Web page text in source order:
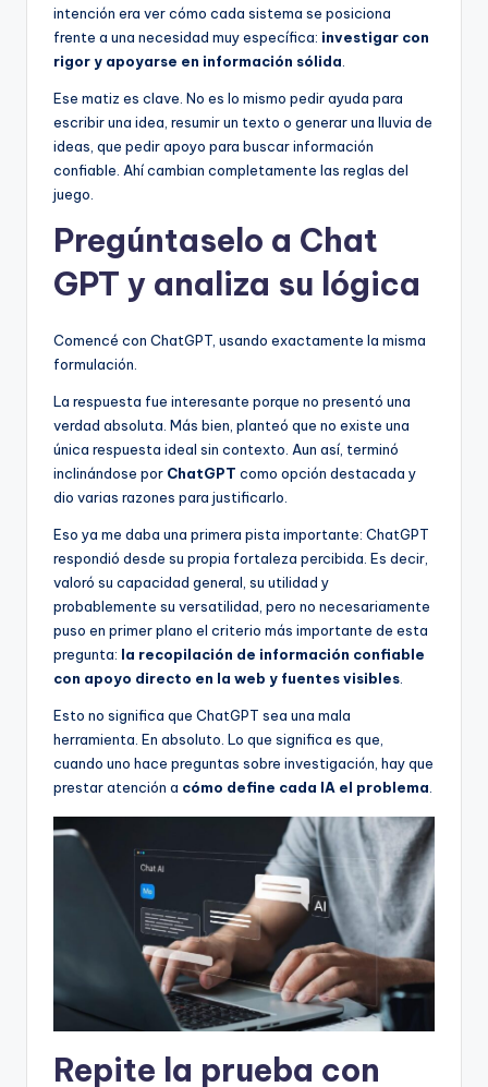
intención era ver cómo cada sistema se posiciona
frente a una necesidad muy específica: investigar con
rigor y apoyarse en información sólida.
Ese matiz es clave. No es lo mismo pedir ayuda para
escribir una idea, resumir un texto o generar una lluvia de
ideas, que pedir apoyo para buscar información
confiable. Ahí cambian completamente las reglas del
juego.
Pregúntaselo a Chat
GPT y analiza su lógica
Comencé con ChatGPT, usando exactamente la misma
formulación.
La respuesta fue interesante porque no presentó una
verdad absoluta. Más bien, planteó que no existe una
única respuesta ideal sin contexto. Aun así, terminó
inclinándose por ChatGPT como opción destacada y
dio varias razones para justificarlo.
Eso ya me daba una primera pista importante: ChatGPT
respondió desde su propia fortaleza percibida. Es decir,
valoró su capacidad general, su utilidad y
probablemente su versatilidad, pero no necesariamente
puso en primer plano el criterio más importante de esta
pregunta: la recopilación de información confiable
con apoyo directo en la web y fuentes visibles.
Esto no significa que ChatGPT sea una mala
herramienta. En absoluto. Lo que significa es que,
cuando uno hace preguntas sobre investigación, hay que
prestar atención a cómo define cada IA el problema.
Repite la prueba con